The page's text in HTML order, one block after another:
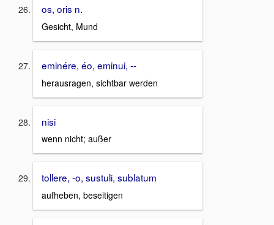
os, oris n.
Gesicht, Mund
eminére, éo, eminui, --
herausragen, sichtbar werden
nisi
wenn nicht; außer
tollere, -o, sustuli, sublatum
aufheben, beseitigen